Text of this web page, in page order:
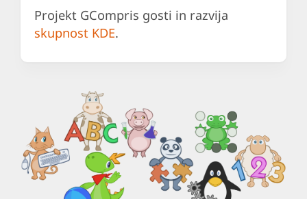
Projekt GCompris gosti in razvija
skupnost KDE.